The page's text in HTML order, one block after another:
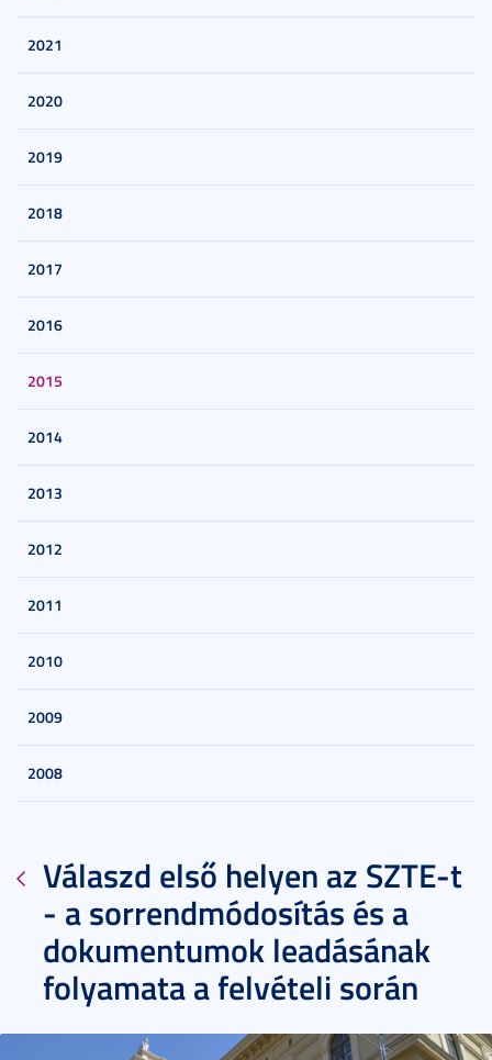
2021
2020
2019
2018
2017
2016
2015
2014
2013
2012
2011
2010
2009
2008
Válaszd első helyen az SZTE-t
- a sorrendmódosítás és a
dokumentumok leadásának
folyamata a felvételi során